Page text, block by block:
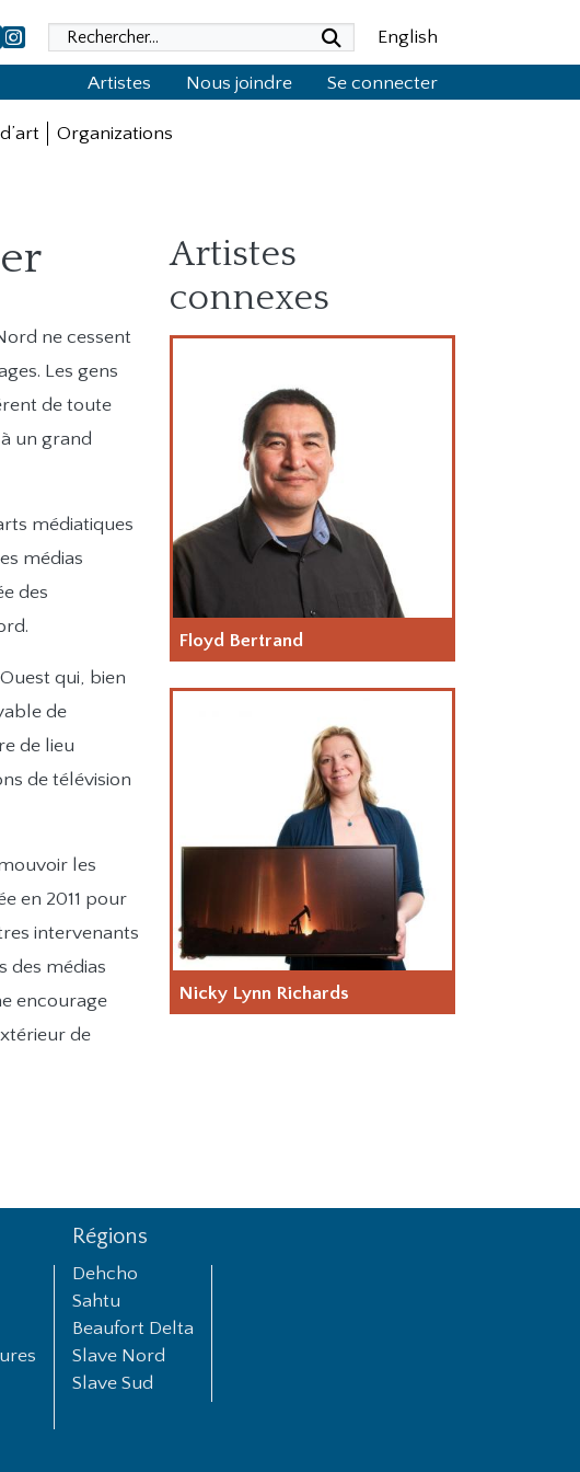
Submit search
English
Artistes Nous joindre Se connecter
Organizations
ne cessent
Les gens
de toute
un grand
médiatiques
médias
des
qui, bien
de
de lieu
de télévision
les
en 2011 pour
intervenants
des médias
encourage
de
Artistes
connexes
Floyd Bertrand
Nicky Lynn Richards
Régions
Dehcho
Sahtu
Beaufort Delta
Slave Nord
Slave Sud